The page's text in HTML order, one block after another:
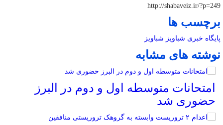
http://shabaveiz.ir/?p=249
برچسب ها
پایگاه خبری شباویز شباویز
نوشته های مشابه
امتحانات متوسطه اول و دوم در البرز
حضوری شد